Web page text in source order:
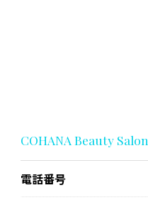
COHANA Beauty Salon
電話番号